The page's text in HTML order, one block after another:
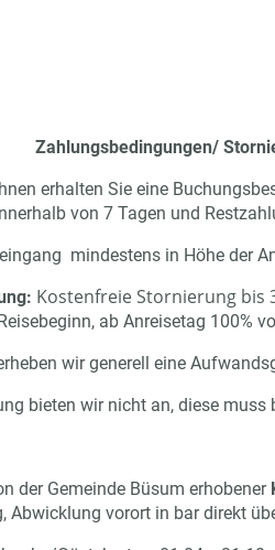
Zahlungsbedingungen/
erhalten Sie eine
von 7 Tagen und
mindestens in Höhe der
Kostenfreie Stornierung bis
ab Anreisetag 100%
wir generell eine
bieten wir nicht an, diese
der Gemeinde Büsum erhobener
Abwicklung vorort in bar direkt